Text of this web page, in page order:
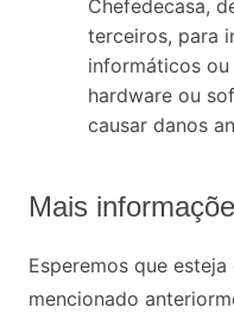
Chefedecasa,
terceiros, para
informáticos
hardware ou
causar danos
Mais
Esperemos que
mencionado